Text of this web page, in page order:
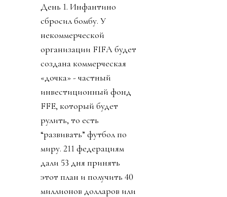
День 1. Инфантино
сбросил бомбу. У
некоммерческой
организации FIFA будет
создана коммерческая
«дочка» - частный
инвестиционный фонд
FFE, который будет
рулить, то есть
“развивать” футбол по
миру. 211 федерациям
дали 53 дня принять
этот план и получить 40
миллионов долларов или